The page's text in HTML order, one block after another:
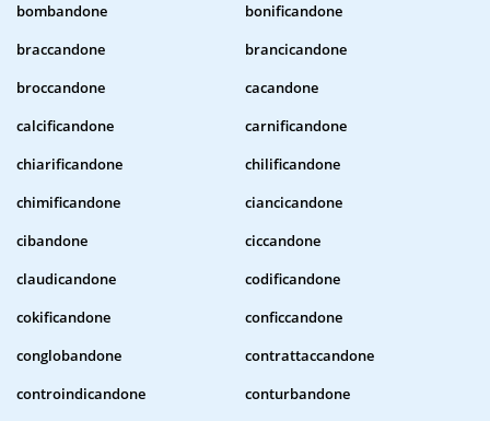
bombandone
bonificandone
braccandone
brancicandone
broccandone
cacandone
calcificandone
carnificandone
chiarificandone
chilificandone
chimificandone
ciancicandone
cibandone
ciccandone
claudicandone
codificandone
cokificandone
conficcandone
conglobandone
contrattaccandone
controindicandone
conturbandone